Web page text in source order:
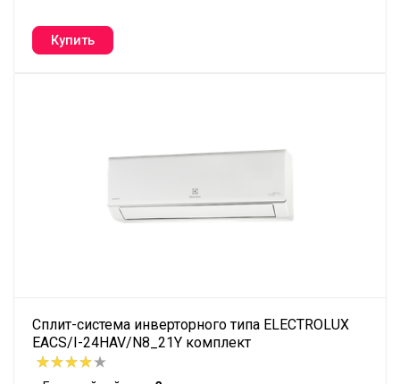
Сплит-система инверторного типа ELECTROLUX
EACS/I-24HAV/N8_21Y комплект